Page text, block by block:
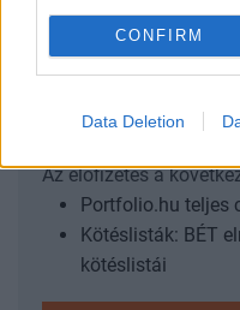
CONFIRM
Data Deletion
KEDVES
A keresett cikk a
regisztrációhoz kötött.
Az előfizetés a
Portfolio.hu teljes
Kötéslisták: BÉT
kötéslistái